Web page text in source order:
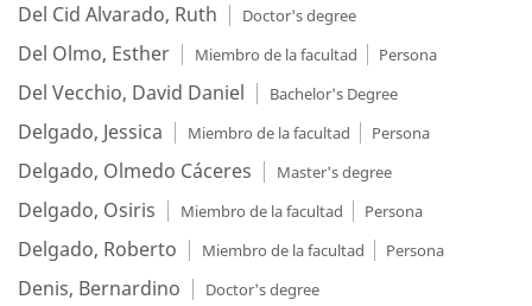
Del Cid Alvarado, Ruth Doctor's degree
Del Olmo, Esther Miembro de la facultad Persona
Del Vecchio, David Daniel Bachelor's Degree
Delgado, Jessica Miembro de la facultad Persona
Delgado, Olmedo Cáceres Master's degree
Delgado, Osiris Miembro de la facultad Persona
Delgado, Roberto Miembro de la facultad Persona
Denis, Bernardino Doctor's degree